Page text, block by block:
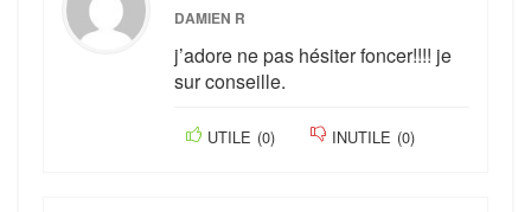
DAMIEN R
j’adore ne pas hésiter foncer!!!! je
sur conseille.
UTILE (0) INUTILE (0)